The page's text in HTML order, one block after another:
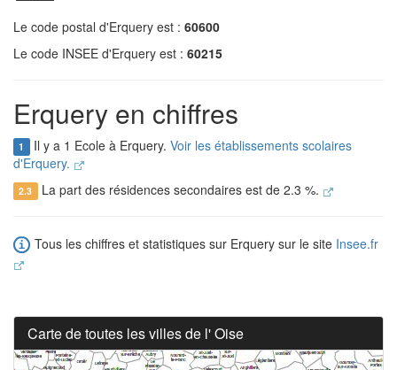
Le code postal d'Erquery est : 60600
Le code INSEE d'Erquery est : 60215
Erquery en chiffres
1 Il y a 1 Ecole à Erquery. Voir les établissements scolaires
d'Erquery.
2.3 La part des résidences secondaires est de 2.3 %.
Tous les chiffres et statistiques sur Erquery sur le site Insee.fr
Carte de toutes les villes de l' Oise